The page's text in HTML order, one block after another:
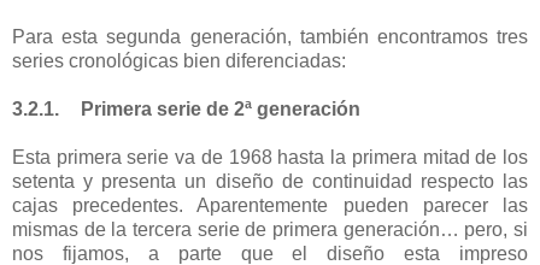
Para esta segunda generación, también encontramos tres
series cronológicas bien diferenciadas:
3.2.1. Primera serie de 2ª generación
Esta primera serie va de 1968 hasta la primera mitad de los
setenta y presenta un diseño de continuidad respecto las
cajas precedentes. Aparentemente pueden parecer las
mismas de la tercera serie de primera generación… pero, si
nos fijamos, a parte que el diseño esta impreso